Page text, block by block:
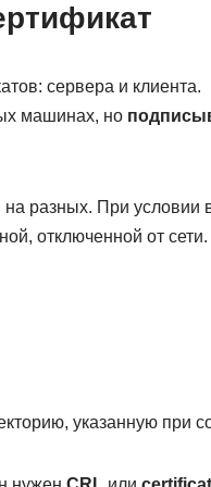
сервера и клиента.
машинах, но
разных. При условии
отключенной от сети.
указанную при